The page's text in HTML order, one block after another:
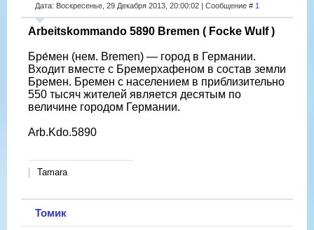
Дата: Воскресенье, 29 Декабря 2013, 20:00:02 | Сообщение # 1
Arbeitskommando 5890 Bremen ( Focke Wulf )
Бре́мен (нем. Bremen) — город в Германии.
Входит вместе с Бремерхафеном в состав земли
Бремен. Бремен с населением в приблизительно
550 тысяч жителей является десятым по
величине городом Германии.
Arb.Kdo.5890
Tamara
Томик